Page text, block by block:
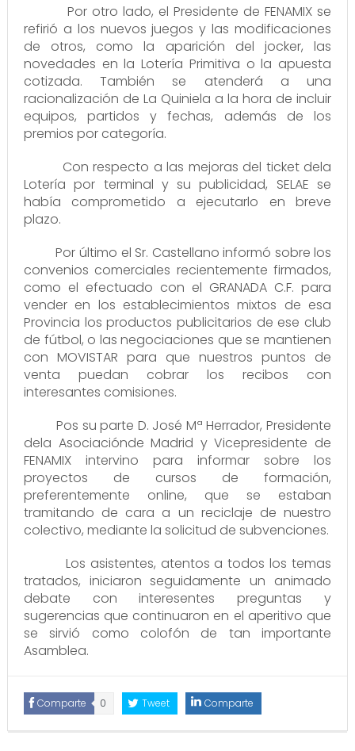
Por otro lado, el Presidente de FENAMIX se
refirió a los nuevos juegos y las modificaciones
de otros, como la aparición del jocker, las
novedades en la Lotería Primitiva o la apuesta
cotizada. También se atenderá a una
racionalización de La Quiniela a la hora de incluir
equipos, partidos y fechas, además de los
premios por categoría.
Con respecto a las mejoras del ticket dela
Lotería por terminal y su publicidad, SELAE se
había comprometido a ejecutarlo en breve
plazo.
Por último el Sr. Castellano informó sobre los
convenios comerciales recientemente firmados,
como el efectuado con el GRANADA C.F. para
vender en los establecimientos mixtos de esa
Provincia los productos publicitarios de ese club
de fútbol, o las negociaciones que se mantienen
con MOVISTAR para que nuestros puntos de
venta puedan cobrar los recibos con
interesantes comisiones.
Pos su parte D. José Mª Herrador, Presidente
dela Asociaciónde Madrid y Vicepresidente de
FENAMIX intervino para informar sobre los
proyectos de cursos de formación,
preferentemente online, que se estaban
tramitando de cara a un reciclaje de nuestro
colectivo, mediante la solicitud de subvenciones.
Los asistentes, atentos a todos los temas
tratados, iniciaron seguidamente un animado
debate con interesentes preguntas y
sugerencias que continuaron en el aperitivo que
se sirvió como colofón de tan importante
Asamblea.
Comparte 0 Tweet Comparte